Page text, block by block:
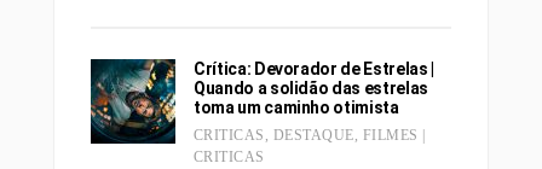
Crítica: Devorador de Estrelas |
Quando a solidão das estrelas
toma um caminho otimista
CRITICAS , DESTAQUE, FILMES |
CRITICAS